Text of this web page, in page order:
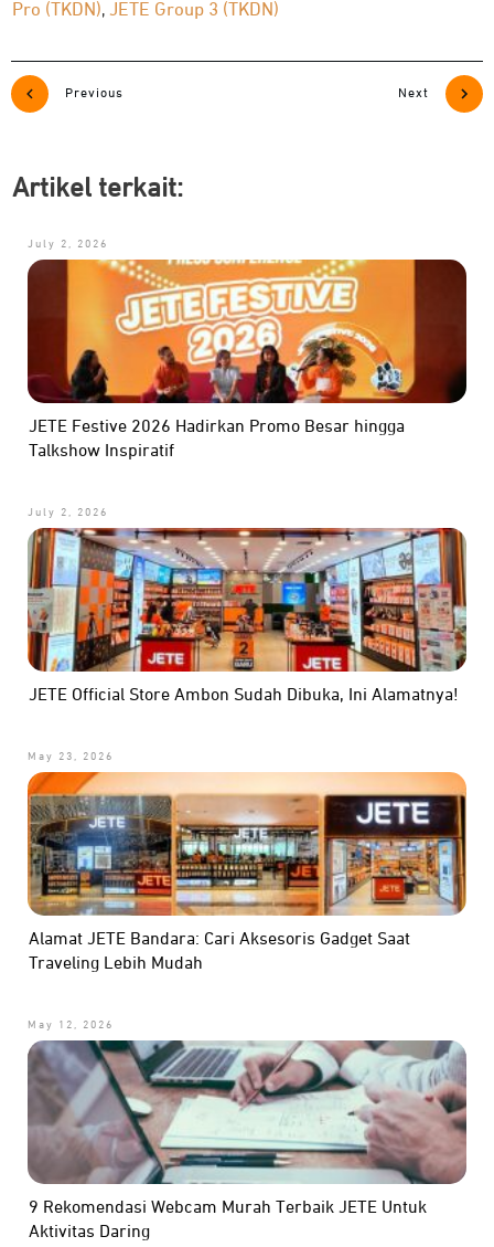
Pro (TKDN), JETE Group 3 (TKDN)
Previous Next
Artikel terkait:
July 2, 2026
JETE Festive 2026 Hadirkan Promo Besar hingga
Talkshow Inspiratif
July 2, 2026
JETE Official Store Ambon Sudah Dibuka, Ini Alamatnya!
May 23, 2026
Alamat JETE Bandara: Cari Aksesoris Gadget Saat
Traveling Lebih Mudah
May 12, 2026
9 Rekomendasi Webcam Murah Terbaik JETE Untuk
Aktivitas Daring